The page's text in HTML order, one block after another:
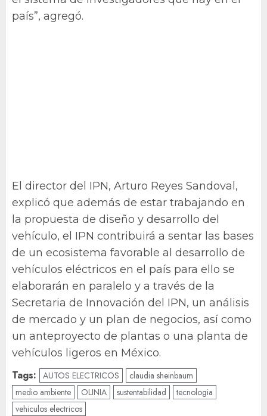
país”, agregó.
El director del IPN, Arturo Reyes Sandoval,
explicó que además de estar trabajando en
la propuesta de diseño y desarrollo del
vehículo, el IPN contribuirá a sentar las bases
de un ecosistema favorable al desarrollo de
vehículos eléctricos en el país para ello se
elaborarán en paralelo y a través de la
Secretaria de Innovación del IPN, un análisis
de mercado y un plan de negocios, así como
un anteproyecto de plantas o una planta de
vehículos ligeros en México.
Tags: AUTOS ELECTRICOS
claudia sheinbaum
medio ambiente
OLINIA sustentabilidad
tecnologia
vehiculos electricos